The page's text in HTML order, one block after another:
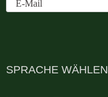
SPRACHE WÄHLEN